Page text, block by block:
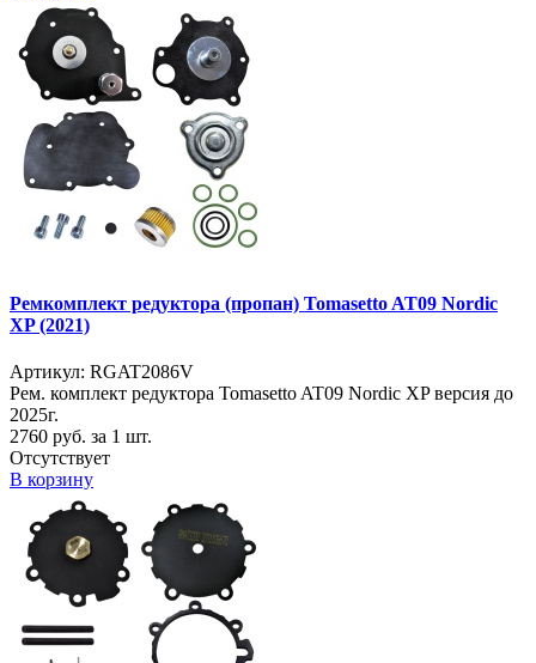
Ремкомплект редуктора (пропан) Tomasetto AT09 Nordic
XP (2021)
Артикул: RGAT2086V
Рем. комплект редуктора Tomasetto AT09 Nordic XP версия до
2025г.
2760 руб. за 1 шт.
Отсутствует
В корзину